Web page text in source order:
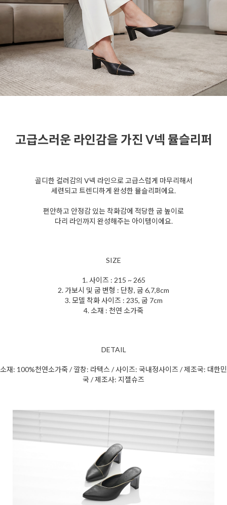
고급스러운 라인감을 가진 V넥 뮬슬리퍼
골디한 컬러감의 V넥 라인으로 고급스럽게 마무리해서
세련되고 트렌디하게 완성한 뮬슬리퍼에요.
편안하고 안정감 있는 착화감에 적당한 굽 높이로
다리 라인까지 완성해주는 아이템이에요.
SIZE
1. 사이즈 : 215 ~ 265
2. 가보시 및 굽 변형 : 단창, 굽 6,7,8cm
3. 모델 착화 사이즈 : 235, 굽 7cm
4. 소재 : 천연 소가죽
DETAIL
소재: 100%천연소가죽 / 깔창: 라텍스 / 사이즈: 국내정사이즈 / 제조국: 대한민
국 / 제조사: 지젤슈즈